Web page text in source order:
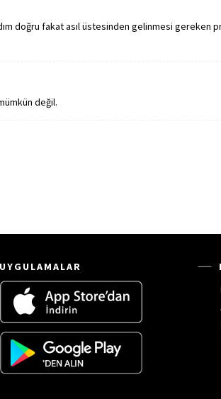
doğru fakat asıl üstesinden gelinmesi gereken
değil.
UYGULAMALAR